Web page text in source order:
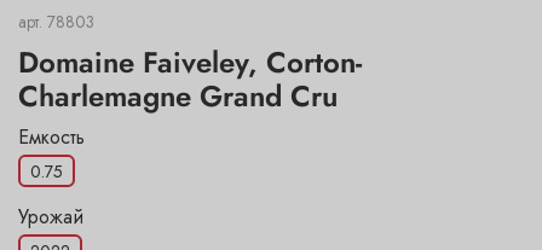
арт. 78803
Domaine Faiveley, Corton-
Charlemagne Grand Cru
Емкость
0.75
Урожай